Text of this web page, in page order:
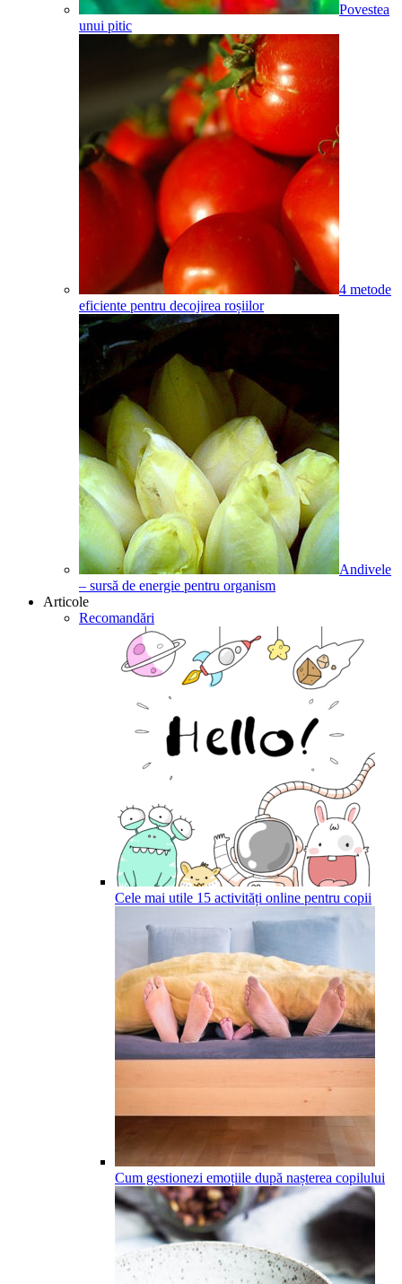
Povestea
unui pitic
4 metode
eficiente pentru decojirea roșiilor
Andivele
– sursă de energie pentru organism
Articole
Recomandări
Cele mai utile 15 activități online pentru copii
Cum gestionezi emoțiile după nașterea copilului